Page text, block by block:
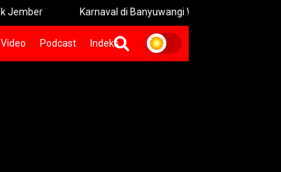
Karnaval di Banyuwangi Wajib Bermaterai Bebas Sampah
Video Podcast Indeks